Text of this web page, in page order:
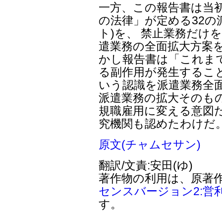
一方、この報告書は当
の法律」が定める32の
ト)を、 禁止業務だけ
遣業務の全面拡大方案
かし報告書は「これま
る副作用が発生するこ
いう認識を派遣業務全
派遣業務の拡大そのも
規職雇用に変える意図
究機関も認めたわけだ
原文(チャムセサン)
翻訳/文責:安田(ゆ)
著作物の利用は、原著
センスバージョン2:営
す。